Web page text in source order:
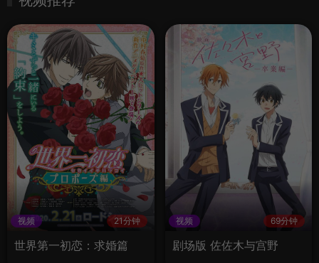
视频 21分钟
世界第一初恋：求婚篇
视频 69分钟
剧场版 佐佐木与宫野